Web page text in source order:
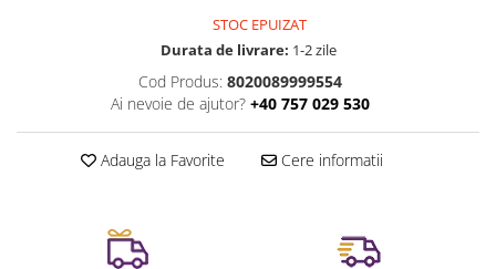
Detergenti universali
STOC EPUIZAT
Durata de livrare: 1-2 zile
Cod Produs: 8020089999554
Ai nevoie de ajutor? +40 757 029 530
Adauga la Favorite Cere informatii